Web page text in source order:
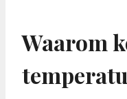
Waarom